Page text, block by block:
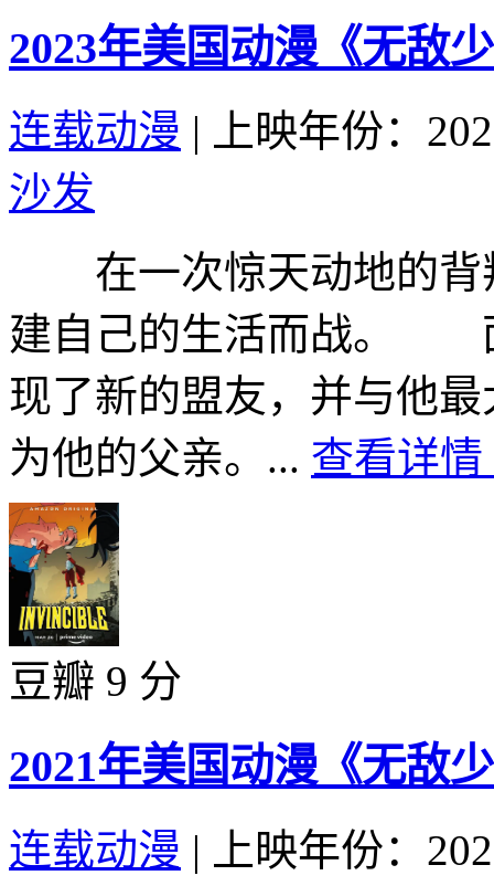
2023年美国动漫《无敌
连载动漫 |
上映年份：
沙发
在一次惊天动地的背
建自己的生活而战。
现了新的盟友，并与他
为他的父亲。... 查看详情
豆瓣 9 分
2021年美国动漫《无敌
连载动漫 |
上映年份：